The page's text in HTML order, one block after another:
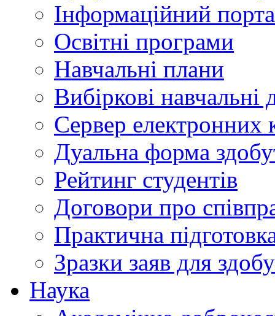
Інформаційний
Освітні програми
Навчальні плани
Вибіркові навчальні
Сервер
Дуальна форма
Рейтинг студентів
Договори про
Практична
Зразки заяв для
Наука